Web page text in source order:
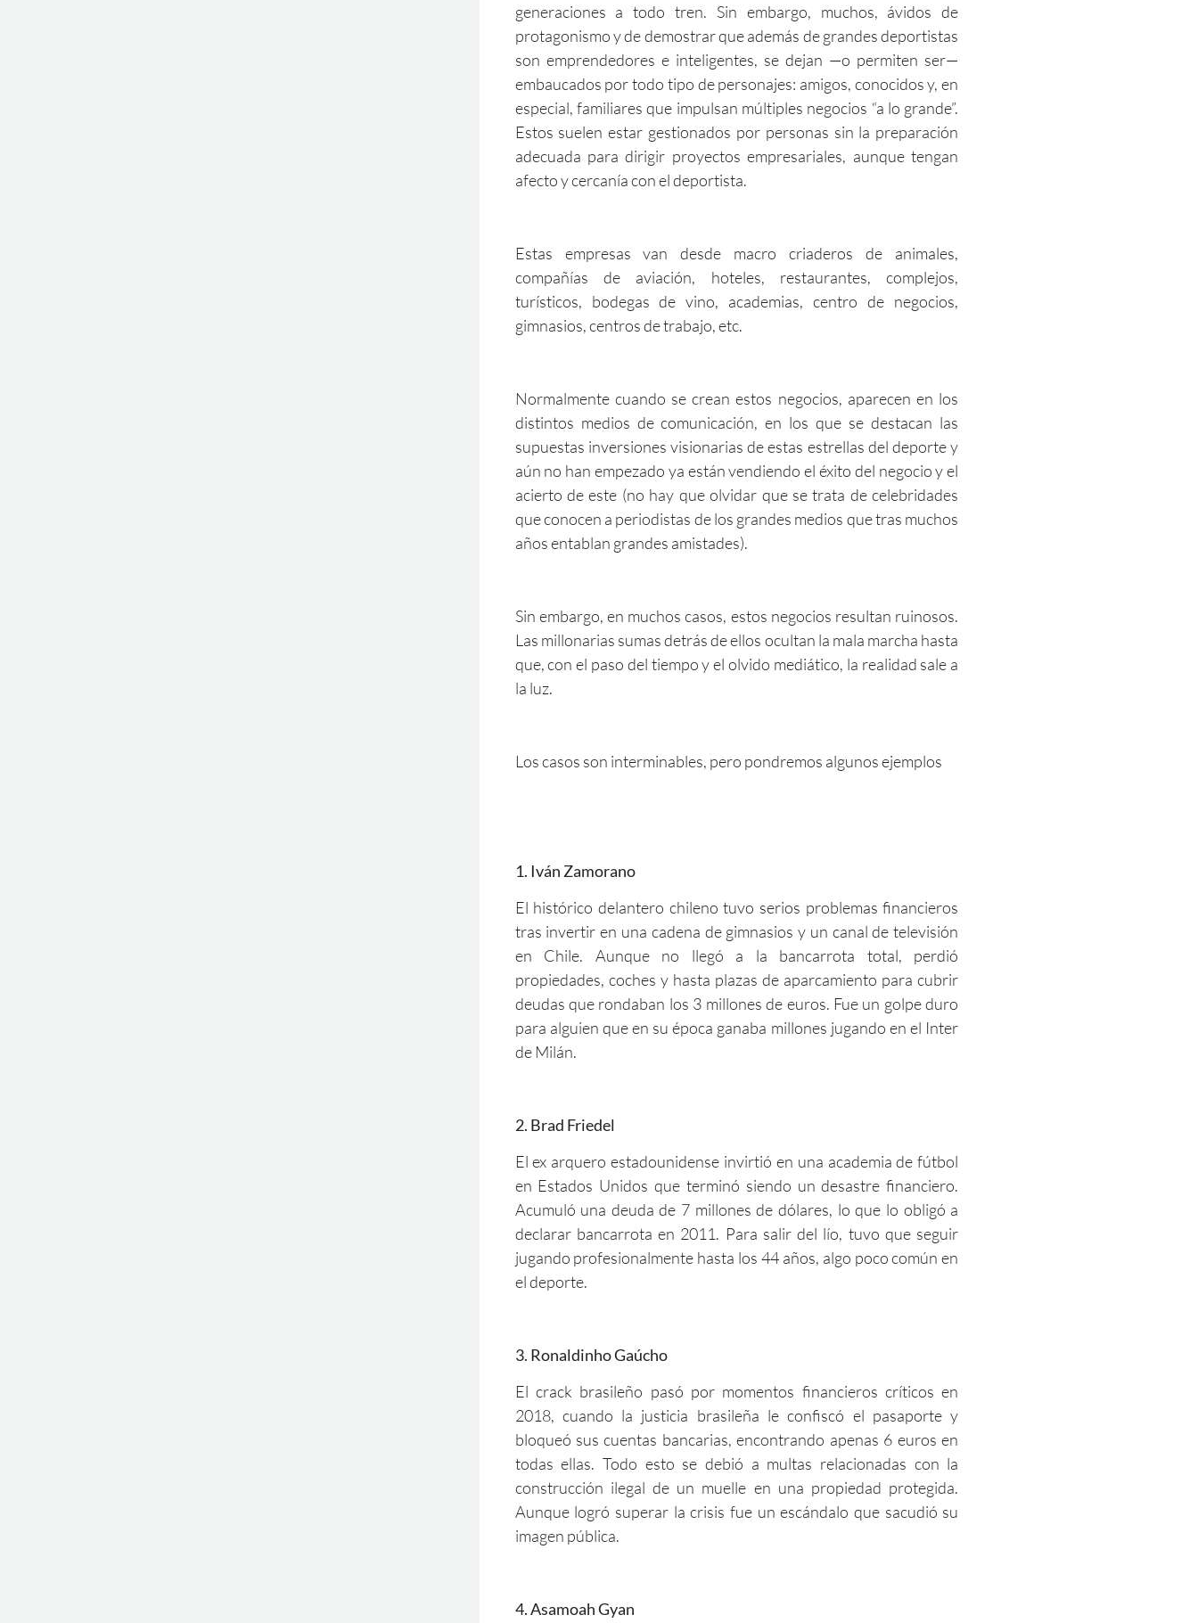
generaciones a todo tren. Sin embargo, muchos, ávidos de
protagonismo y de demostrar que además de grandes deportistas
son emprendedores e inteligentes, se dejan —o permiten ser—
embaucados por todo tipo de personajes: amigos, conocidos y, en
especial, familiares que impulsan múltiples negocios “a lo grande”.
Estos suelen estar gestionados por personas sin la preparación
adecuada para dirigir proyectos empresariales, aunque tengan
afecto y cercanía con el deportista.
Estas empresas van desde macro criaderos de animales,
compañías de aviación, hoteles, restaurantes, complejos,
turísticos, bodegas de vino, academias, centro de negocios,
gimnasios, centros de trabajo, etc.
Normalmente cuando se crean estos negocios, aparecen en los
distintos medios de comunicación, en los que se destacan las
supuestas inversiones visionarias de estas estrellas del deporte y
aún no han empezado ya están vendiendo el éxito del negocio y el
acierto de este (no hay que olvidar que se trata de celebridades
que conocen a periodistas de los grandes medios que tras muchos
años entablan grandes amistades).
Sin embargo, en muchos casos, estos negocios resultan ruinosos.
Las millonarias sumas detrás de ellos ocultan la mala marcha hasta
que, con el paso del tiempo y el olvido mediático, la realidad sale a
la luz.
Los casos son interminables, pero pondremos algunos ejemplos
1. Iván Zamorano
El histórico delantero chileno tuvo serios problemas financieros
tras invertir en una cadena de gimnasios y un canal de televisión
en Chile. Aunque no llegó a la bancarrota total, perdió
propiedades, coches y hasta plazas de aparcamiento para cubrir
deudas que rondaban los 3 millones de euros. Fue un golpe duro
para alguien que en su época ganaba millones jugando en el Inter
de Milán.
2. Brad Friedel
El ex arquero estadounidense invirtió en una academia de fútbol
en Estados Unidos que terminó siendo un desastre financiero.
Acumuló una deuda de 7 millones de dólares, lo que lo obligó a
declarar bancarrota en 2011. Para salir del lío, tuvo que seguir
jugando profesionalmente hasta los 44 años, algo poco común en
el deporte.
3. Ronaldinho Gaúcho
El crack brasileño pasó por momentos financieros críticos en
2018, cuando la justicia brasileña le confiscó el pasaporte y
bloqueó sus cuentas bancarias, encontrando apenas 6 euros en
todas ellas. Todo esto se debió a multas relacionadas con la
construcción ilegal de un muelle en una propiedad protegida.
Aunque logró superar la crisis fue un escándalo que sacudió su
imagen pública.
4. Asamoah Gyan